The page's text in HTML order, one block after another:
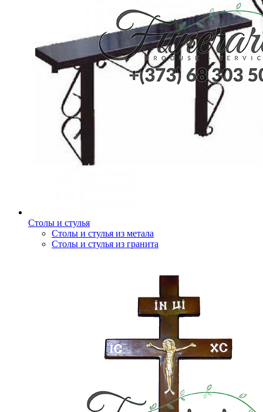
Столы и стулья
Столы и стулья из метала
Столы и стулья из гранита